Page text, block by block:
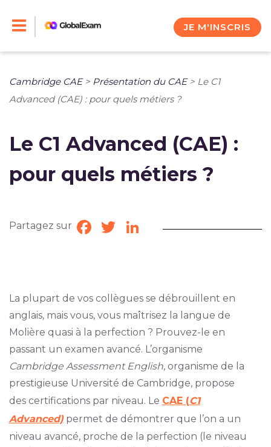
JE M'INSCRIS
Cambridge CAE> Présentation du CAE> Le C1
Advanced (CAE) : pour quels métiers ?
Le C1 Advanced (CAE) :
pour quels métiers ?
Partagez sur Facebook
TwitterLinkedIn
La plupart de vos collègues se débrouillent en
anglais, mais vous, vous maîtrisez la langue de
Molière quasi à la perfection ? Prouvez-le en
passant un examen avancé. L’organisme
Cambridge Assessment English, organisme de la
prestigieuse Université de Cambridge, propose
des certifications par niveau. Le CAE (C1
Advanced)permet de démontrer que l’on a un
niveau avancé, proche de la perfection (le niveau